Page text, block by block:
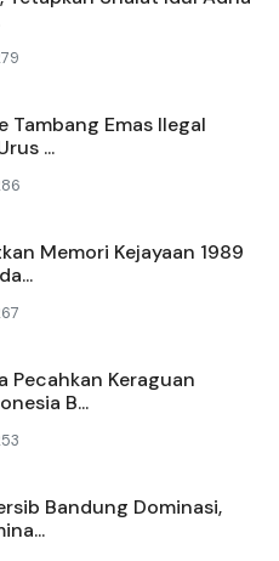
Tambang Emas Ilegal
...
Memori Kejayaan 1989
Pecahkan Keraguan
B...
Bandung Dominasi,